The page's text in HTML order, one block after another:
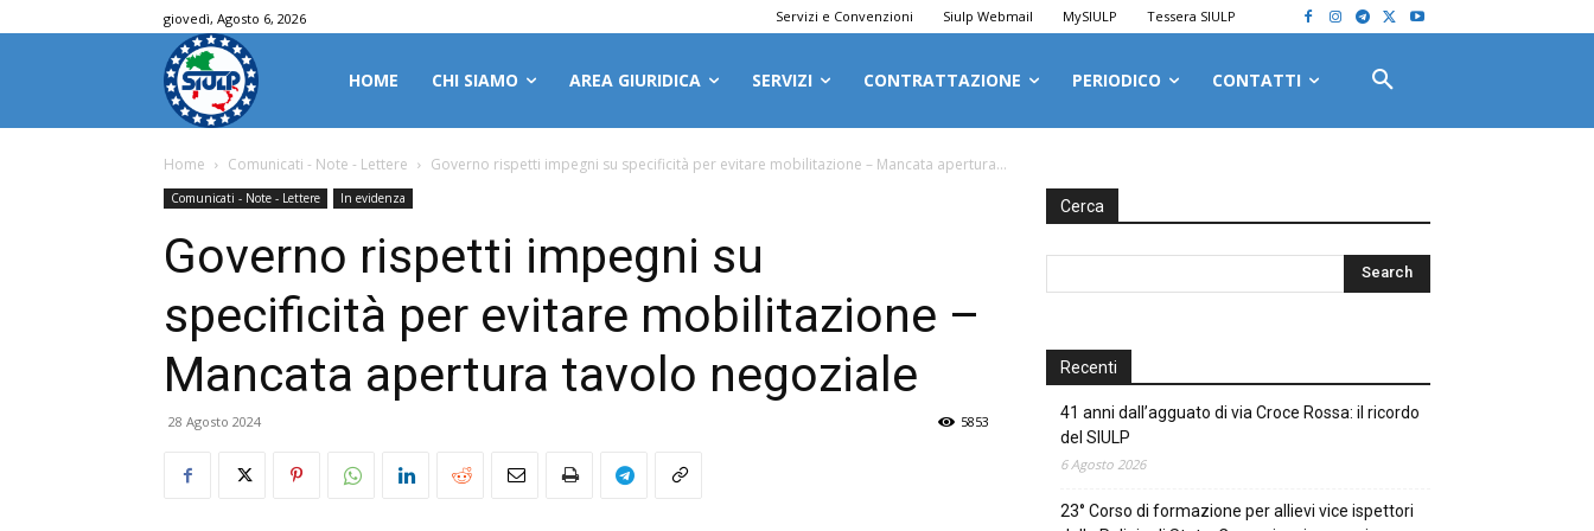
giovedì, Agosto 6, 2026 Servizi e Convenzioni Siulp Webmail MySIULP Tessera SIULP
HOME CHI SIAMO AREA GIURIDICA SERVIZI CONTRATTAZIONE PERIODICO CONTATTI
Home Comunicati - Note - Lettere Governo rispetti impegni su specificità per evitare mobilitazione – Mancata apertura...
Comunicati - Note - Lettere In evidenza
Governo rispetti impegni su
specificità per evitare mobilitazione –
Mancata apertura tavolo negoziale
28 Agosto 2024 5853
Cerca
Recenti
41 anni dall’agguato di via Croce Rossa: il ricordo
del SIULP
6 Agosto 2026
23° Corso di formazione per allievi vice ispettori